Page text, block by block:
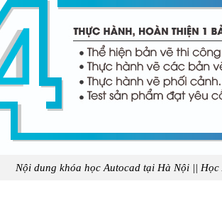
Nội dung khóa học Autocad tại Hà Nội ||